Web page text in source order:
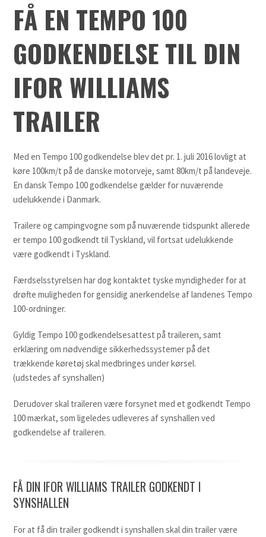
FÅ EN TEMPO 100
GODKENDELSE TIL DIN
IFOR WILLIAMS
TRAILER
Med en Tempo 100 godkendelse blev det pr. 1. juli 2016 lovligt at
køre 100km/t på de danske motorveje, samt 80km/t på landeveje.
En dansk Tempo 100 godkendelse gælder for nuværende
udelukkende i Danmark.
Trailere og campingvogne som på nuværende tidspunkt allerede
er tempo 100 godkendt til Tyskland, vil fortsat udelukkende
være godkendt i Tyskland.
Færdselsstyrelsen har dog kontaktet tyske myndigheder for at
drøfte muligheden for gensidig anerkendelse af landenes Tempo
100-ordninger.
Gyldig Tempo 100 godkendelsesattest på traileren, samt
erklæring om nødvendige sikkerhedssystemer på det
trækkende køretøj skal medbringes under kørsel.
(udstedes af synshallen)
Derudover skal traileren være forsynet med et godkendt Tempo
100 mærkat, som ligeledes udleveres af synshallen ved
godkendelse af traileren.
FÅ DIN IFOR WILLIAMS TRAILER GODKENDT I
SYNSHALLEN
For at få din trailer godkendt i synshallen skal din trailer være